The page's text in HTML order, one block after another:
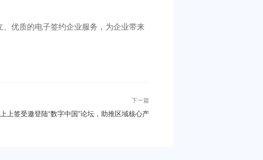
优质的电子签约企业服务，为企业带来
下一篇
上上签受邀登陆“数字中国”论坛，助推区域核心产